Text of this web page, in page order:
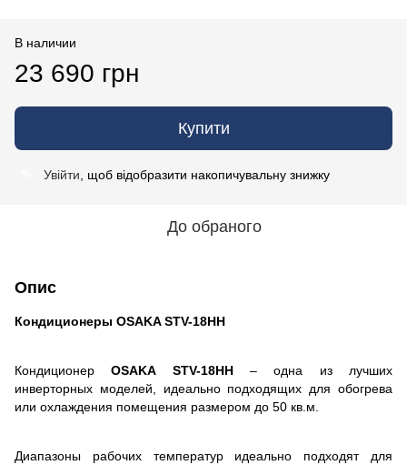
В наличии
23 690 грн
Купити
Увійти , щоб відобразити накопичувальну знижку
До обраного
Опис
Кондиционеры OSAKA STV-18HH
КондиционерOSAKA STV-18HH– одна из лучших
инверторных моделей, идеально подходящих для обогрева
или охлаждения помещения размером до 50 кв.м.
Диапазоны рабочих температур идеально подходят для